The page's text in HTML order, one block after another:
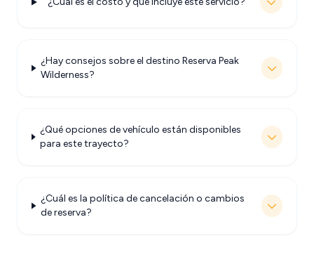
¿Hay consejos sobre el destino Reserva Peak
Wilderness?
¿Qué opciones de vehículo están disponibles
para este trayecto?
¿Cuál es la política de cancelación o cambios
de reserva?